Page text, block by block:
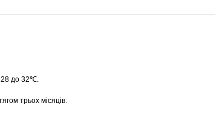
28 до 32℃.
трьох місяців.